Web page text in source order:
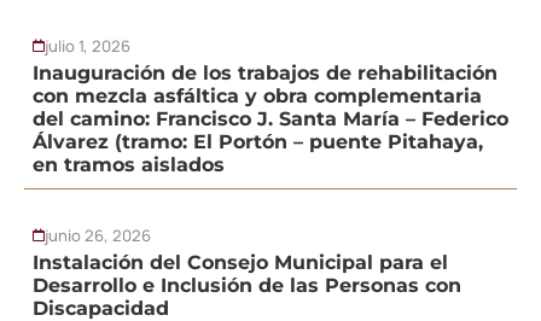
julio 1, 2026
Inauguración de los trabajos de rehabilitación
con mezcla asfáltica y obra complementaria
del camino: Francisco J. Santa María – Federico
Álvarez (tramo: El Portón – puente Pitahaya,
en tramos aislados
junio 26, 2026
Instalación del Consejo Municipal para el
Desarrollo e Inclusión de las Personas con
Discapacidad